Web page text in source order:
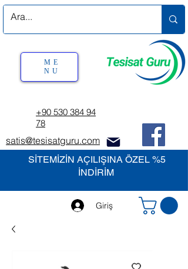
SİTEMİZİN AÇILIŞINA ÖZEL %5
İNDİRİM
+90 530 384 94
78
satis@tesisatguru.com
Giriş
ME
NU